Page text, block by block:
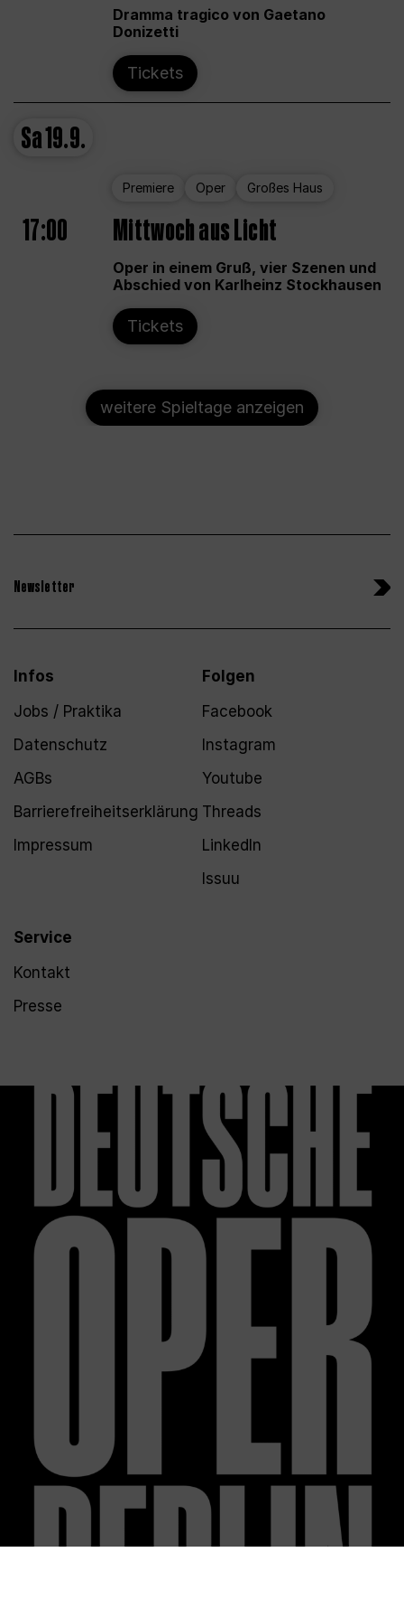
Dramma tragico von Gaetano
Donizetti
Tickets
Sa19.9.
Premiere Oper Großes Haus
17:00 Mittwoch aus Licht
Oper in einem Gruß, vier Szenen und
Abschied von Karlheinz Stockhausen
Tickets
weitere Spieltage anzeigen
Newsletter
Infos
Jobs / Praktika
Datenschutz
AGBs
Barrierefreiheitserklärung
Impressum
Service
Kontakt
Presse
Folgen
Facebook
Instagram
Youtube
Threads
LinkedIn
Issuu